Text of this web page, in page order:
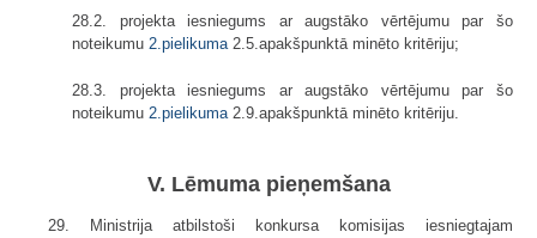
28.2. projekta iesniegums ar augstāko vērtējumu par šo
noteikumu 2.pielikuma 2.5.apakšpunktā minēto kritēriju;
28.3. projekta iesniegums ar augstāko vērtējumu par šo
noteikumu 2.pielikuma 2.9.apakšpunktā minēto kritēriju.
V. Lēmuma pieņemšana
29. Ministrija atbilstoši konkursa komisijas iesniegtajam